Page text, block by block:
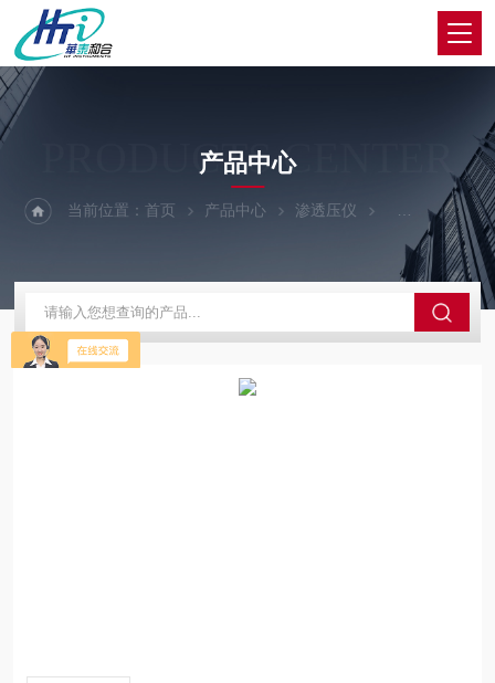
PRODUCTS CENTER
产品中心
当前位置：首页 产品中心 渗透压仪 渗透压仪维修